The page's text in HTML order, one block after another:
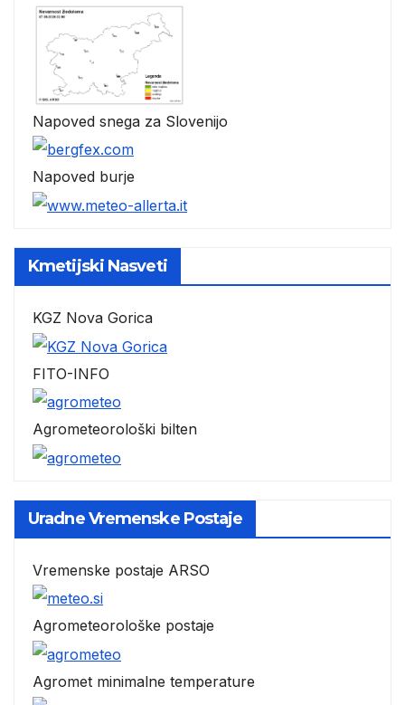
Napoved snega za Slovenijo
Napoved burje
Kmetijski Nasveti
KGZ Nova Gorica
FITO-INFO
Agrometeorološki bilten
Uradne Vremenske Postaje
Vremenske postaje ARSO
Agrometeorološke postaje
Agromet minimalne temperature